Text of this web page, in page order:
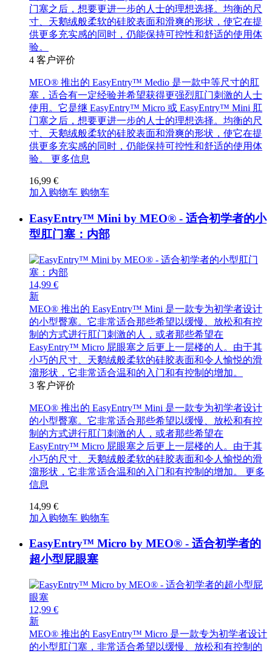
门塞之后，想要更进一步的人士的理想选择。均衡的尺
寸、天鹅绒般柔软的硅胶表面和滑爽的形状，使它在提
供更多充实感的同时，仍能保持可控性和舒适的使用体
验。
4 客户评价
MEO® 推出的 EasyEntry™ Medio 是一款中等尺寸的肛
塞，适合有一定经验并希望获得更强烈肛门刺激的人士
使用。它是继 EasyEntry™ Micro 或 EasyEntry™ Mini 肛
门塞之后，想要更进一步的人士的理想选择。均衡的尺
寸、天鹅绒般柔软的硅胶表面和滑爽的形状，使它在提
供更多充实感的同时，仍能保持可控性和舒适的使用体
验。 更多信息
16,99 €
加入购物车 购物车
EasyEntry™ Mini by MEO® - 适合初学者的小
型肛门塞：内部
14,99 €
新
MEO® 推出的 EasyEntry™ Mini 是一款专为初学者设计
的小型臀塞。它非常适合那些希望以缓慢、放松和有控
制的方式进行肛门刺激的人，或者那些希望在
EasyEntry™ Micro 屁眼塞之后更上一层楼的人。由于其
小巧的尺寸、天鹅绒般柔软的硅胶表面和令人愉悦的滑
溜形状，它非常适合温和的入门和有控制的增加。
3 客户评价
MEO® 推出的 EasyEntry™ Mini 是一款专为初学者设计
的小型臀塞。它非常适合那些希望以缓慢、放松和有控
制的方式进行肛门刺激的人，或者那些希望在
EasyEntry™ Micro 屁眼塞之后更上一层楼的人。由于其
小巧的尺寸、天鹅绒般柔软的硅胶表面和令人愉悦的滑
溜形状，它非常适合温和的入门和有控制的增加。 更多
信息
14,99 €
加入购物车 购物车
EasyEntry™ Micro by MEO® - 适合初学者的
超小型屁眼塞
12,99 €
新
MEO® 推出的 EasyEntry™ Micro 是一款专为初学者设计
的小型肛门塞，非常适合希望以缓慢、放松和有控制的